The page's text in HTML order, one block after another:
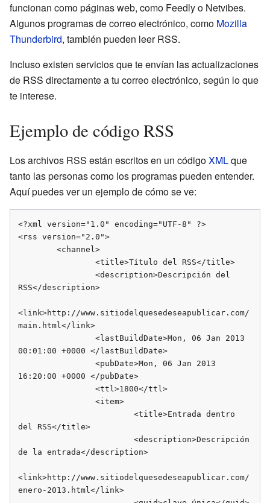
funcionan como páginas web, como Feedly o Netvibes.
Algunos programas de correo electrónico, como Mozilla
Thunderbird, también pueden leer RSS.
Incluso existen servicios que te envían las actualizaciones
de RSS directamente a tu correo electrónico, según lo que
te interese.
Ejemplo de código RSS
Los archivos RSS están escritos en un códigoXMLque
tanto las personas como los programas pueden entender.
Aquí puedes ver un ejemplo de cómo se ve:
<?xml version="1.0" encoding="UTF-8" ?>
<rss version="2.0">
RSS</description>
<link>http://www.sitiodelquesedeseapublicar.com/
main.html</link>
00:01:00 +0000 </lastBuildDate>
16:20:00 +0000 </pubDate>
del RSS</title>
de la entrada</description>
<link>http://www.sitiodelquesedeseapublicar.com/
enero-2013.html</link>